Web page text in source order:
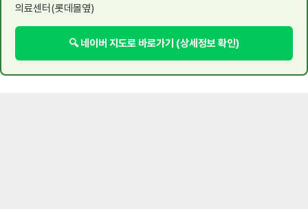
의료센터(롯데몰옆)
🔍 네이버 지도로 바로가기 (상세정보 확인)